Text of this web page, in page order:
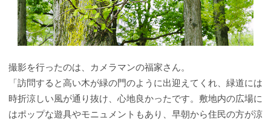
撮影を行ったのは、カメラマンの福家さん。
「訪問すると高い木が緑の門のように出迎えてくれ、緑道には
時折涼しい風が通り抜け、心地良かったです。敷地内の広場に
はポップな遊具やモニュメントもあり、早朝から住民の方が涼